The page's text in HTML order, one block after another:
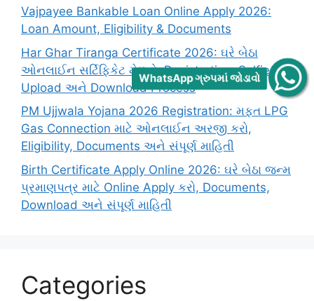
Vajpayee Bankable Loan Online Apply 2026:
Loan Amount, Eligibility & Documents
Har Ghar Tiranga Certificate 2026: ઘરે બેઠા
ઓનલાઈન સર્ટિફિકેટ મેળવો, Registration, Selfie
Upload અને Download Process
PM Ujjwala Yojana 2026 Registration: મફત LPG
Gas Connection માટે ઓનલાઈન અરજી કરો,
Eligibility, Documents અને સંપૂર્ણ માહિતી
Birth Certificate Apply Online 2026: ઘરે બેઠા જન્મ
પ્રમાણપત્ર માટે Online Apply કરો, Documents,
Download અને સંપૂર્ણ માહિતી
Categories
WhatsApp ગ્રુપમાં જોડાવો